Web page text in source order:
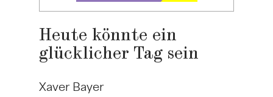
Heute könnte ein
glücklicher Tag sein
Xaver Bayer